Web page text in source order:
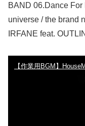
BAND 06.Dance
universe / the brand
IRFANE feat.